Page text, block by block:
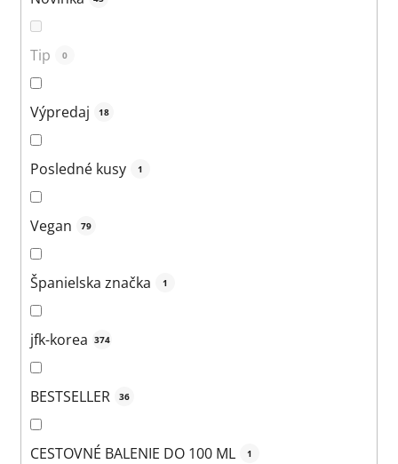
Tip 0
Výpredaj 18
Posledné kusy 1
Vegan 79
Španielska značka 1
jfk-korea 374
BESTSELLER 36
CESTOVNÉ BALENIE DO 100 ML 1